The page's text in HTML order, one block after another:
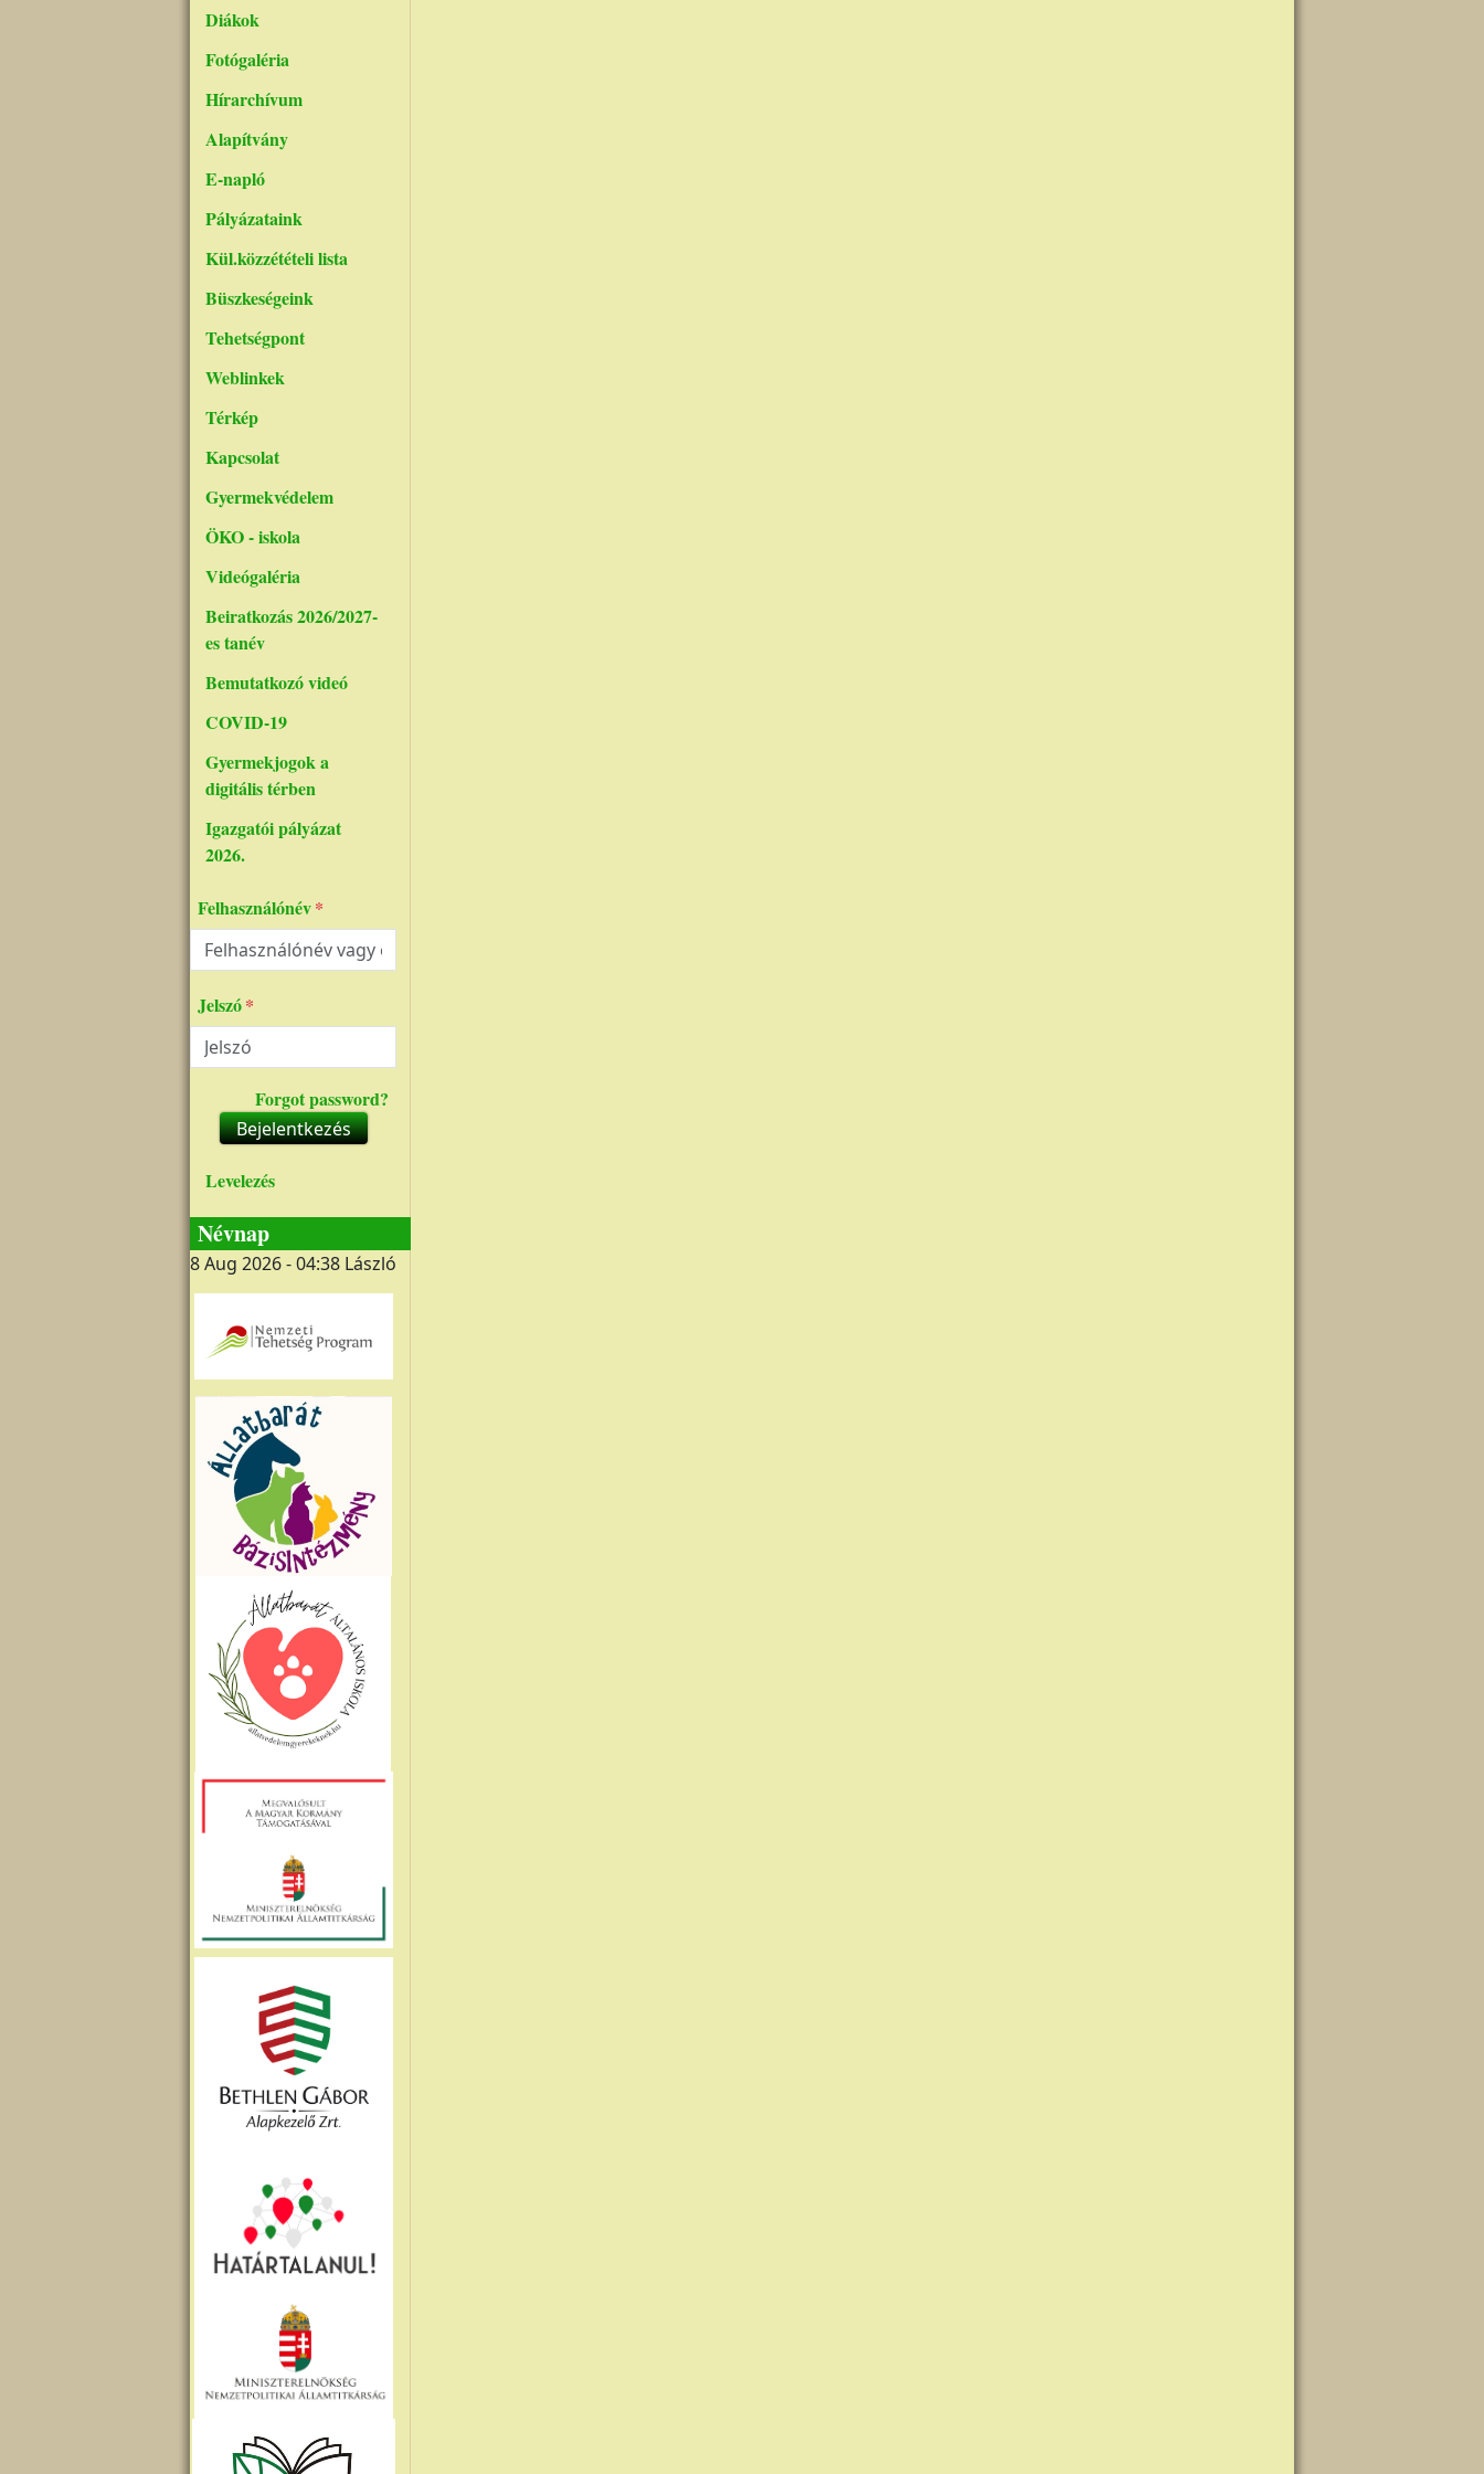
Diákok
Fotógaléria
Hírarchívum
Alapítvány
E-napló
Pályázataink
Kül.közzétételi lista
Büszkeségeink
Tehetségpont
Weblinkek
Térkép
Kapcsolat
Gyermekvédelem
ÖKO - iskola
Videógaléria
Beiratkozás 2026/2027-
es tanév
Bemutatkozó videó
COVID-19
Gyermekjogok a
digitális térben
Igazgatói pályázat
2026.
Felhasználónév
Jelszó
Forgot password?
Bejelentkezés
Levelezés
Névnap
8 Aug 2026 - 04:38 László